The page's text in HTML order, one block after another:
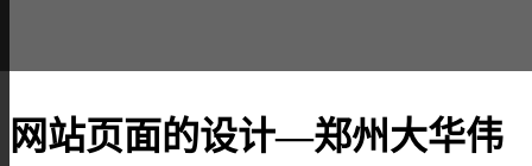
网站页面的设计—郑州大华伟